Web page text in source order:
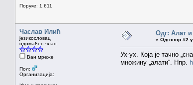
Поруке: 1.611
Часлав Илић
језикословац
одомаћен члан
Ван мреже
Пол:
Организација:
Одг: Алат и
« Одговор #2
Ух-ух. Која је тачно
множину „алати“. Нпр.